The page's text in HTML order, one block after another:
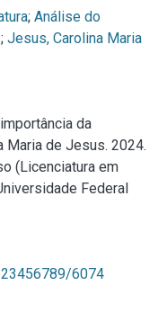
; Análise do
; Jesus, Carolina Maria
da
Maria de Jesus. 2024.
(Licenciatura em
Federal
6074